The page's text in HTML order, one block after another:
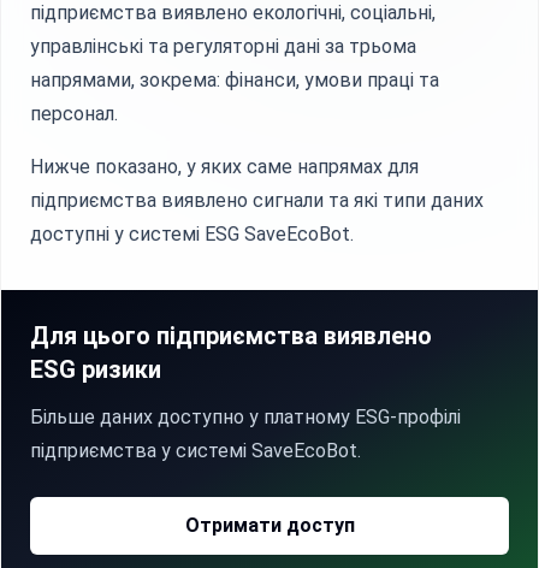
підприємства виявлено екологічні, соціальні,
управлінські та регуляторні дані за трьома
напрямами, зокрема: фінанси, умови праці та
персонал.
Нижче показано, у яких саме напрямах для
підприємства виявлено сигнали та які типи даних
доступні у системі ESG SaveEcoBot.
Для цього підприємства виявлено
ESG ризики
Більше даних доступно у платному ESG-профілі
підприємства у системі SaveEcoBot.
Отримати доступ